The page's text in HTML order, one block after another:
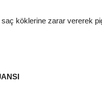
köklerine zarar vererek